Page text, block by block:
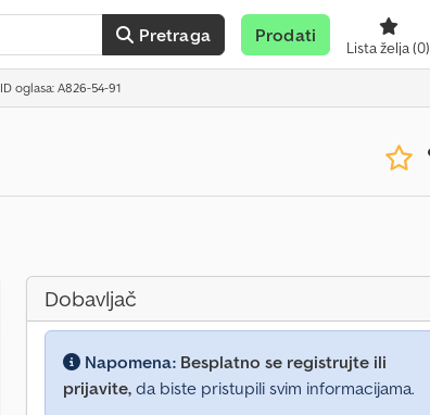
Pretraga Prodati
Lista želja(0)
ID oglasa: A826-54-91
Dobavljač
Napomena: Besplatno se registrujte ili
prijavite, da biste pristupili svim informacijama.